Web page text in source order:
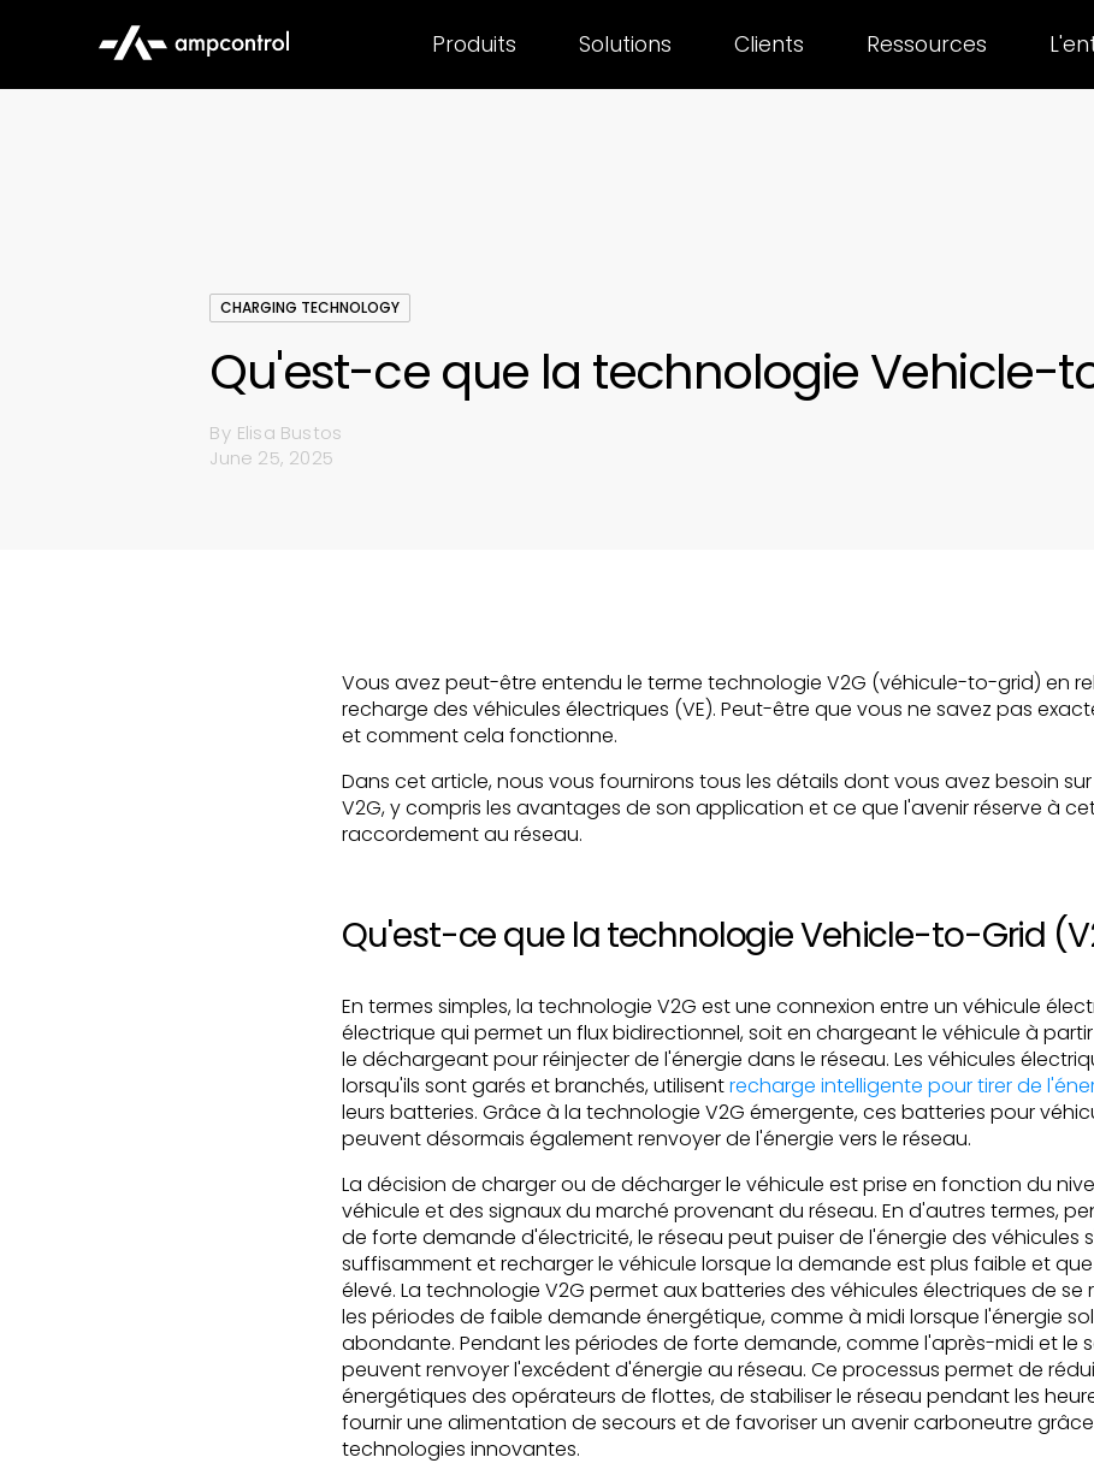
Produits Solutions Clients Ressources
CHARGING TECHNOLOGY
Qu'est-ce que la technologie Vehicle-
By Elisa Bustos
June 25, 2025
Vous avez peut-être entendu le terme technologie V2G (véhicule-to-grid) en
recharge des véhicules électriques (VE). Peut-être que vous ne savez pas
et comment cela fonctionne.
Dans cet article, nous vous fournirons tous les détails dont vous avez besoin
V2G, y compris les avantages de son application et ce que l'avenir réserve à
raccordement au réseau.
Qu'est-ce que la technologie Vehicle-to-Grid
En termes simples, la technologie V2G est une connexion entre un véhicule
électrique qui permet un flux bidirectionnel, soit en chargeant le véhicule à
le déchargeant pour réinjecter de l'énergie dans le réseau. Les véhicules
lorsqu'ils sont garés et branchés, utilisentrecharge intelligente pour tirer de
leurs batteries. Grâce à la technologie V2G émergente, ces batteries pour
peuvent désormais également renvoyer de l'énergie vers le réseau.
La décision de charger ou de décharger le véhicule est prise en fonction du
véhicule et des signaux du marché provenant du réseau. En d'autres termes,
de forte demande d'électricité, le réseau peut puiser de l'énergie des véhicules
suffisamment et recharger le véhicule lorsque la demande est plus faible et que
élevé. La technologie V2G permet aux batteries des véhicules électriques de
les périodes de faible demande énergétique, comme à midi lorsque l'énergie
abondante. Pendant les périodes de forte demande, comme l'après-midi et le
peuvent renvoyer l'excédent d'énergie au réseau. Ce processus permet de
énergétiques des opérateurs de flottes, de stabiliser le réseau pendant les
fournir une alimentation de secours et de favoriser un avenir carboneutre
technologies innovantes.